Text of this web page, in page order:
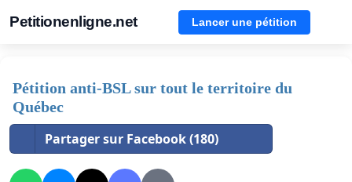
Petitionenligne.net Lancer une pétition
Pétition anti-BSL sur tout le territoire du
Québec
Partager sur Facebook (180)